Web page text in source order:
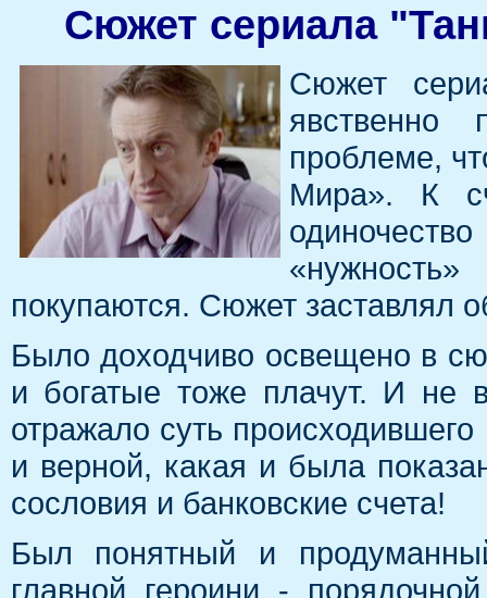
Сюжет сериала
Сюжет
проблеме,
Мира». К
покупаются. Сюжет заставлял
Было доходчиво освещено в
и богатые тоже плачут. И не
отражало суть
и верной, какая и была
сословия и банковские счета!
Был понятный и
главной героини -